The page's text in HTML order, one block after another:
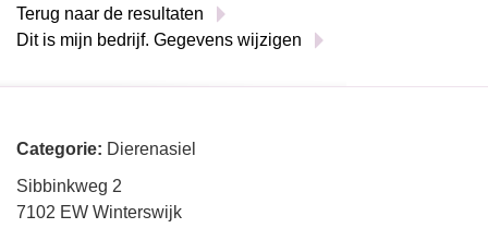
Terug naar de resultaten
Dit is mijn bedrijf. Gegevens wijzigen
Categorie: Dierenasiel
Sibbinkweg 2
7102 EW Winterswijk